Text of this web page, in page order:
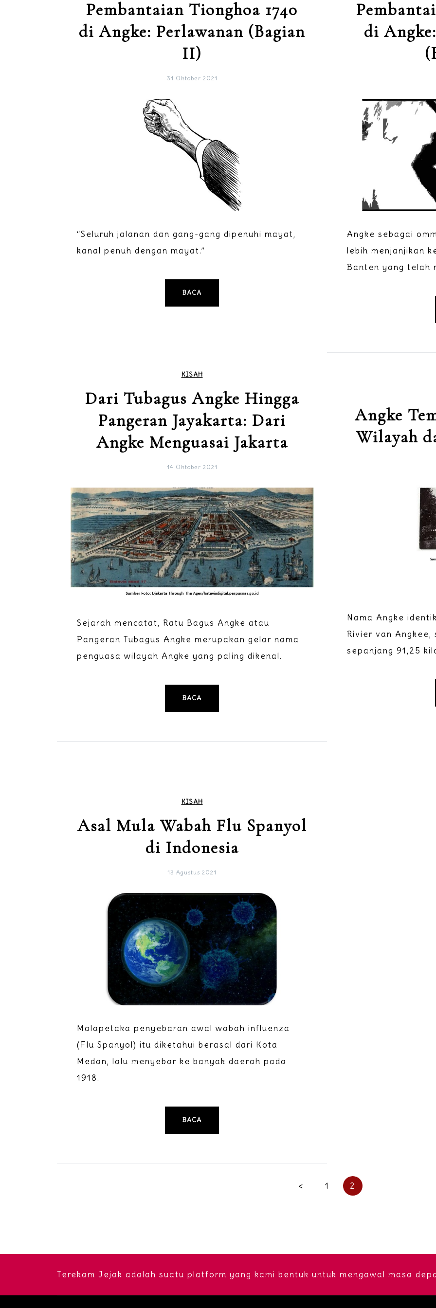
Pembantaian Tionghoa 1740
di Angke: Perlawanan (Bagian
II)
31 Oktober 2021
“Seluruh jalanan dan gang-gang dipenuhi mayat,
kanal penuh dengan mayat.”
BACA
di
Angke sebagai
lebih menjanjikan
Banten yang telah
KISAH
Dari Tubagus Angke Hingga
Pangeran Jayakarta: Dari
Angke Menguasai Jakarta
14 Oktober 2021
Sejarah mencatat, Ratu Bagus Angke atau
Pangeran Tubagus Angke merupakan gelar nama
penguasa wilayah Angke yang paling dikenal.
BACA
Angke
Wilayah
Nama Angke
Rivier van Angkee,
sepanjang 91,25
KISAH
Asal Mula Wabah Flu Spanyol
di Indonesia
13 Agustus 2021
Malapetaka penyebaran awal wabah influenza
(Flu Spanyol) itu diketahui berasal dari Kota
Medan, lalu menyebar ke banyak daerah pada
1918.
BACA
< 1 2
Terekam Jejak adalah suatu platform yang kami bentuk untuk mengawal masa